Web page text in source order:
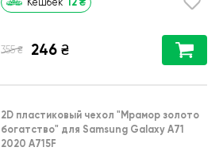
355 ₴ 246 ₴
2D пластиковый чехол "Мрамор золото
богатство" для Samsung Galaxy A71
2020 A715F